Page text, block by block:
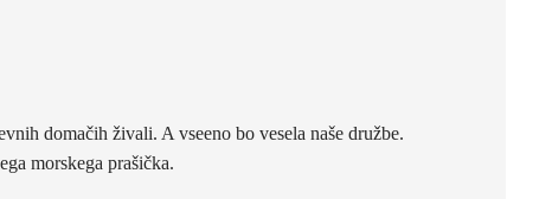
domačih živali. A vseeno bo vesela naše družbe.
morskega prašička.